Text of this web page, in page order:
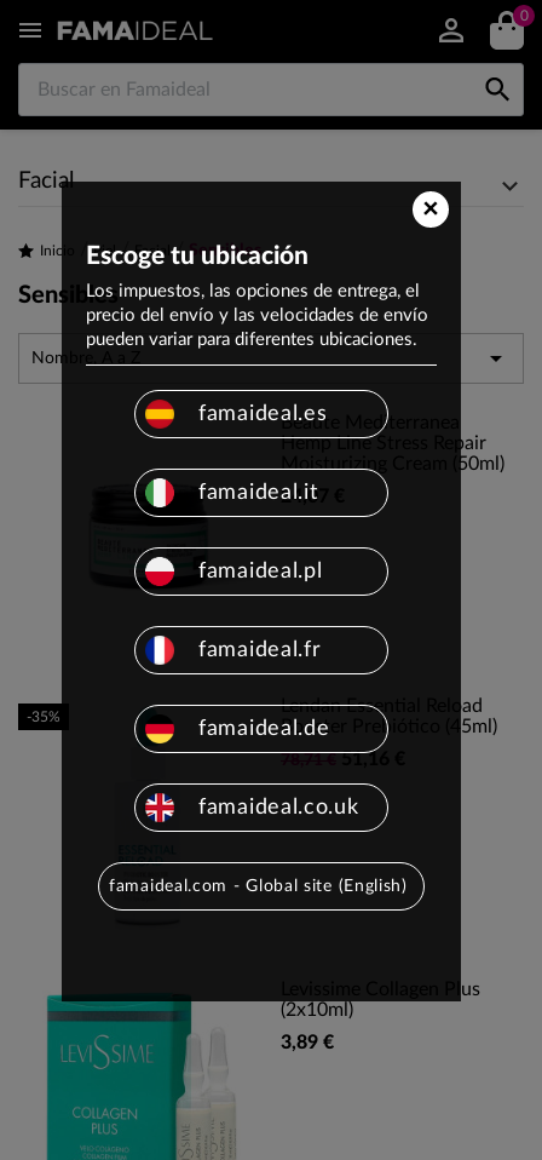
 0

Facial
Inicio Piel Facial Sensibles
Sensibles
Nombre, A a Z 
Beaute Mediterranea
Hemp Line Stress Repair
Moisturizing Cream (50ml)
24,07 €
Lendan Essential Reload
Booster Prebiótico (45ml)
51,16 €
-35%
Levissime Collagen Plus
(2x10ml)
3,89 €
×
Escoge tu ubicación
Los impuestos, las opciones de entrega, el
precio del envío y las velocidades de envío
pueden variar para diferentes ubicaciones.
famaideal.es
famaideal.it
famaideal.pl
famaideal.fr
famaideal.de
famaideal.co.uk
famaideal.com - Global site (English)